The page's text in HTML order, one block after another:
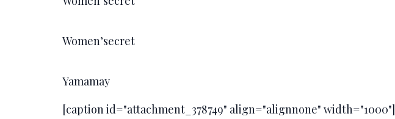
Women’secret
Yamamay
[caption id="attachment_378749" align="alignnone" width="1000"]